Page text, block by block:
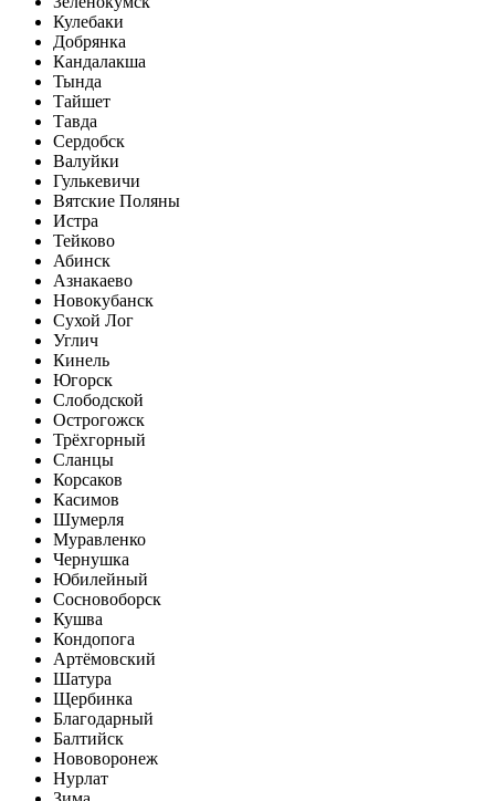
Кулебаки
Добрянка
Кандалакша
Тында
Тайшет
Тавда
Сердобск
Валуйки
Гулькевичи
Вятские Поляны
Истра
Тейково
Абинск
Азнакаево
Новокубанск
Сухой Лог
Углич
Кинель
Югорск
Слободской
Острогожск
Трёхгорный
Сланцы
Корсаков
Касимов
Шумерля
Муравленко
Чернушка
Юбилейный
Сосновоборск
Кушва
Кондопога
Артёмовский
Шатура
Щербинка
Благодарный
Балтийск
Нововоронеж
Нурлат